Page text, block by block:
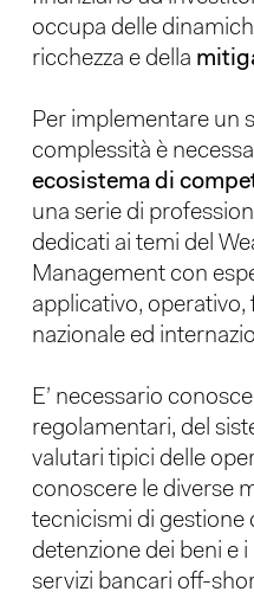
occupa delle
ricchezza e della
Per implementare un
complessità è
ecosistema di
una serie di
dedicati ai temi del
Management con
applicativo,
nazionale ed
E’ necessario
regolamentari, del
valutari tipici delle
conoscere le diverse
tecnicismi di gestione
detenzione dei beni e
servizi bancari off-